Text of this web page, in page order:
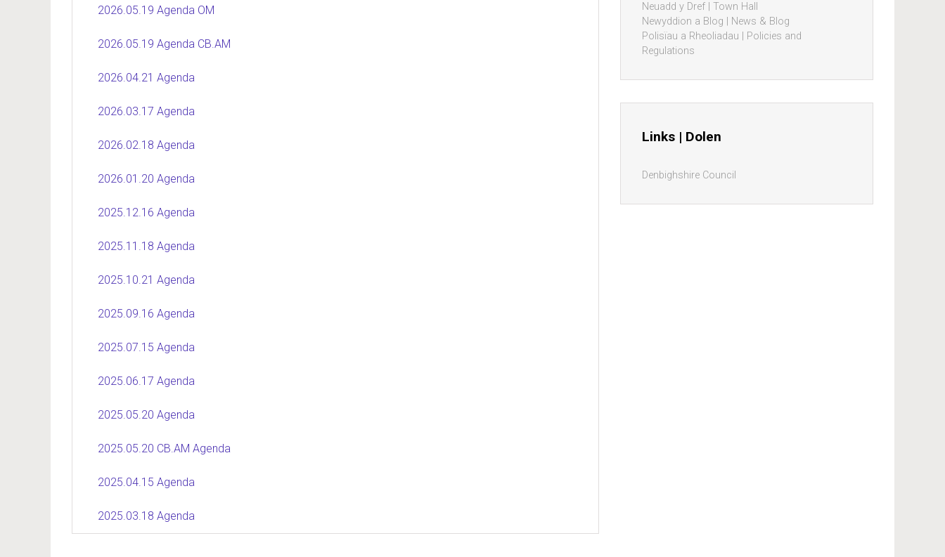
2026.05.19 Agenda OM
2026.05.19 Agenda CB.AM
2026.04.21 Agenda
2026.03.17 Agenda
2026.02.18 Agenda
2026.01.20 Agenda
2025.12.16 Agenda
2025.11.18 Agenda
2025.10.21 Agenda
2025.09.16 Agenda
2025.07.15 Agenda
2025.06.17 Agenda
2025.05.20 Agenda
2025.05.20 CB.AM Agenda
2025.04.15 Agenda
2025.03.18 Agenda
Neuadd y Dref | Town Hall
Newyddion a Blog | News & Blog
Polisïau a Rheoliadau | Policies and
Regulations
Links | Dolen
Denbighshire Council